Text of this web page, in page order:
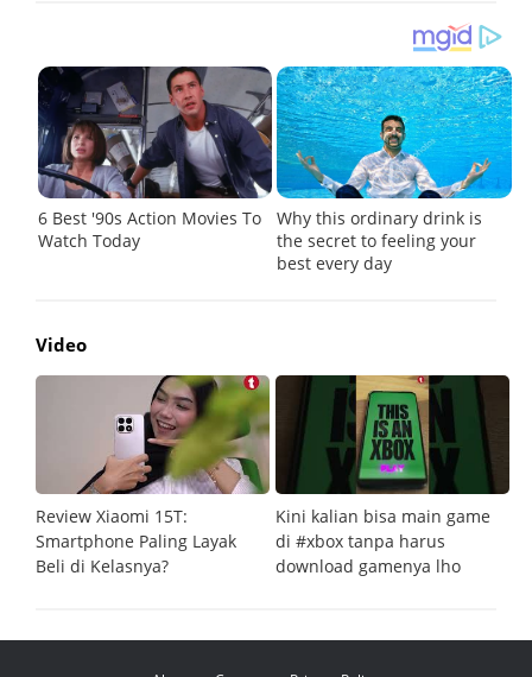
Video
Review Xiaomi 15T:
Smartphone Paling Layak
Beli di Kelasnya?
Kini kalian bisa main game
di #xbox tanpa harus
download gamenya lho